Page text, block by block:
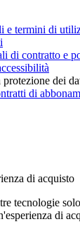
e termini di
di contratto e
dei
di
di acquisto
tecnologie
di